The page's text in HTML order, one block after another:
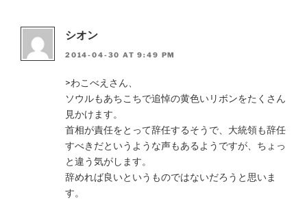
シオン
2014-04-30 AT 9:49 PM
>わこべえさん、
ソウルもあちこちで追悼の黄色いリボンをたくさん
見かけます。
首相が責任をとって辞任するそうで、大統領も辞任
すべきだというような声もあるようですが、ちょっ
と違う気がします。
辞めれば良いというものではないだろうと思いま
す。